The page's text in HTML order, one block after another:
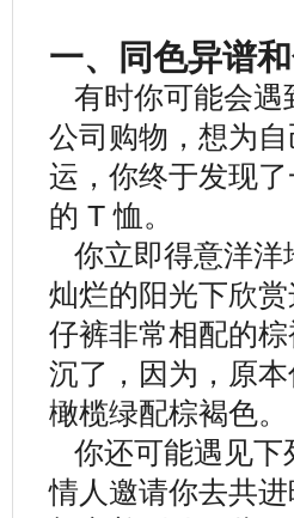
一、同色异谱
有时你可能会遇
公司购物，想为
运，你终于发现
的 T 恤。
你立即得意洋洋
灿烂的阳光下欣
仔裤非常相配的
沉了，因为，原
橄榄绿配棕褐色。
你还可能遇见下
情人邀请你去共